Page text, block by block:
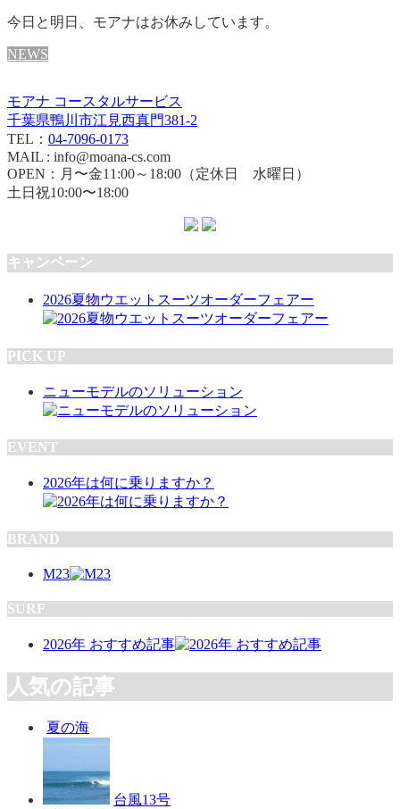
今日と明日、モアナはお休みしています。
NEWS
モアナ コースタルサービス
千葉県鴨川市江見西真門381-2
TEL： 04-7096-0173
MAIL : info@moana-cs.com
OPEN：月〜金11:00～18:00（定休日 水曜日）
土日祝10:00〜18:00
キャンペーン
2026夏物ウエットスーツオーダーフェアー
PICK UP
ニューモデルのソリューション
EVENT
2026年は何に乗りますか？
BRAND
M23
SURF
2026年 おすすめ記事
人気の記事
夏の海
台風13号